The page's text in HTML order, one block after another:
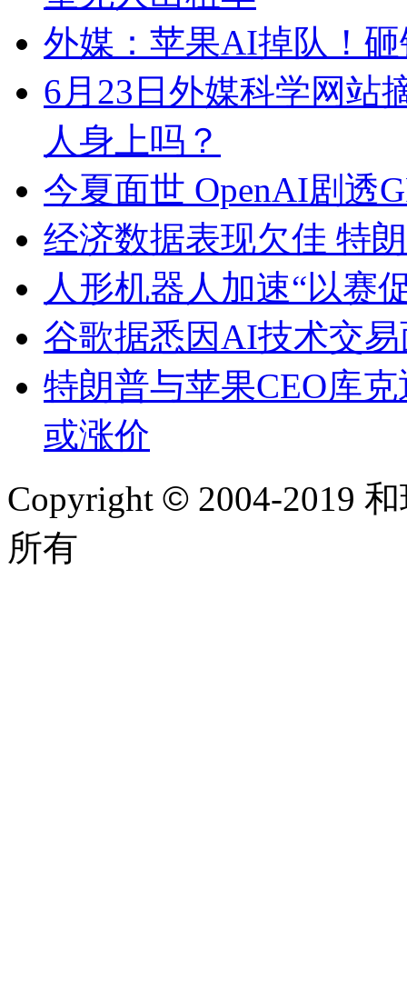
外媒：苹果AI掉队！
6月23日外媒科学网站
人身上吗？
今夏面世 OpenAI剧透
经济数据表现欠佳 特
人形机器人加速“以赛
谷歌据悉因AI技术交
特朗普与苹果CEO库
或涨价
Copyright © 2004-2019
所有